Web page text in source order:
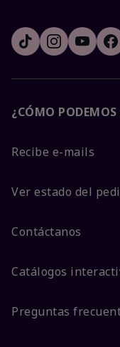
¿CÓMO PODEMOS
Recibe e-mails
Ver estado del
Contáctanos
Catálogos
Preguntas